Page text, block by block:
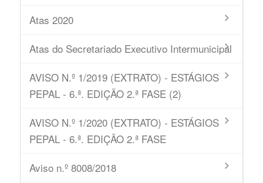
Atas 2020
Atas do Secretariado Executivo Intermunicipal
AVISO N.º 1/2019 (EXTRATO) - ESTÁGIOS
PEPAL - 6.ª. EDIÇÃO 2.ª FASE (2)
AVISO N.º 1/2020 (EXTRATO) - ESTÁGIOS
PEPAL - 6.ª. EDIÇÃO 2.ª FASE
Aviso n.º 8008/2018